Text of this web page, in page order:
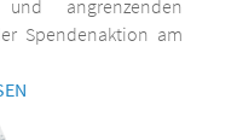
angrenzenden
Spendenaktion am